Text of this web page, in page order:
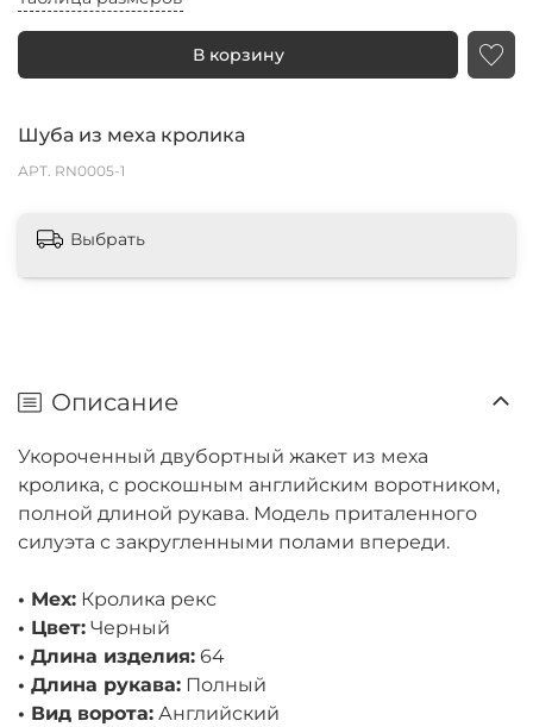
Шуба из меха кролика
АРТ. RN0005-1
В корзину
Выбрать
Описание
Укороченный двубортный жакет из меха
кролика, с роскошным английским воротником,
полной длиной рукава. Модель приталенного
силуэта с закругленными полами впереди.
• Мех: Кролика рекс
• Цвет: Черный
• Длина изделия: 64
• Длина рукава: Полный
• Вид ворота: Английский